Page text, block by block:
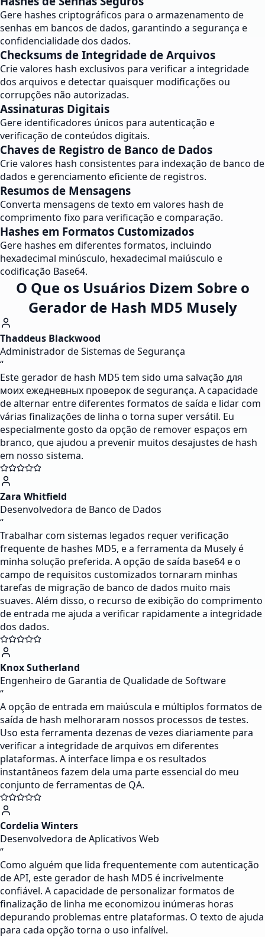
Gere hashes criptográficos para o armazenamento de
senhas em bancos de dados, garantindo a segurança e
confidencialidade dos dados.
Checksums de Integridade de Arquivos
Crie valores hash exclusivos para verificar a integridade
dos arquivos e detectar quaisquer modificações ou
corrupções não autorizadas.
Assinaturas Digitais
Gere identificadores únicos para autenticação e
verificação de conteúdos digitais.
Chaves de Registro de Banco de Dados
Crie valores hash consistentes para indexação de banco de
dados e gerenciamento eficiente de registros.
Resumos de Mensagens
Converta mensagens de texto em valores hash de
comprimento fixo para verificação e comparação.
Hashes em Formatos Customizados
Gere hashes em diferentes formatos, incluindo
hexadecimal minúsculo, hexadecimal maiúsculo e
codificação Base64.
O Que os Usuários Dizem Sobre o
Gerador de Hash MD5 Musely
Thaddeus Blackwood
Administrador de Sistemas de Segurança
“
Este gerador de hash MD5 tem sido uma salvação для
моих ежедневных проверок de segurança. A capacidade
de alternar entre diferentes formatos de saída e lidar com
várias finalizações de linha o torna super versátil. Eu
especialmente gosto da opção de remover espaços em
branco, que ajudou a prevenir muitos desajustes de hash
em nosso sistema.
Zara Whitfield
Desenvolvedora de Banco de Dados
“
Trabalhar com sistemas legados requer verificação
frequente de hashes MD5, e a ferramenta da Musely é
minha solução preferida. A opção de saída base64 e o
campo de requisitos customizados tornaram minhas
tarefas de migração de banco de dados muito mais
suaves. Além disso, o recurso de exibição do comprimento
de entrada me ajuda a verificar rapidamente a integridade
dos dados.
Knox Sutherland
Engenheiro de Garantia de Qualidade de Software
“
A opção de entrada em maiúscula e múltiplos formatos de
saída de hash melhoraram nossos processos de testes.
Uso esta ferramenta dezenas de vezes diariamente para
verificar a integridade de arquivos em diferentes
plataformas. A interface limpa e os resultados
instantâneos fazem dela uma parte essencial do meu
conjunto de ferramentas de QA.
Cordelia Winters
Desenvolvedora de Aplicativos Web
“
Como alguém que lida frequentemente com autenticação
de API, este gerador de hash MD5 é incrivelmente
confiável. A capacidade de personalizar formatos de
finalização de linha me economizou inúmeras horas
depurando problemas entre plataformas. O texto de ajuda
para cada opção torna o uso infalível.